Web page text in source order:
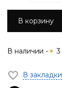
В корзину
В наличии - 3
В закладки